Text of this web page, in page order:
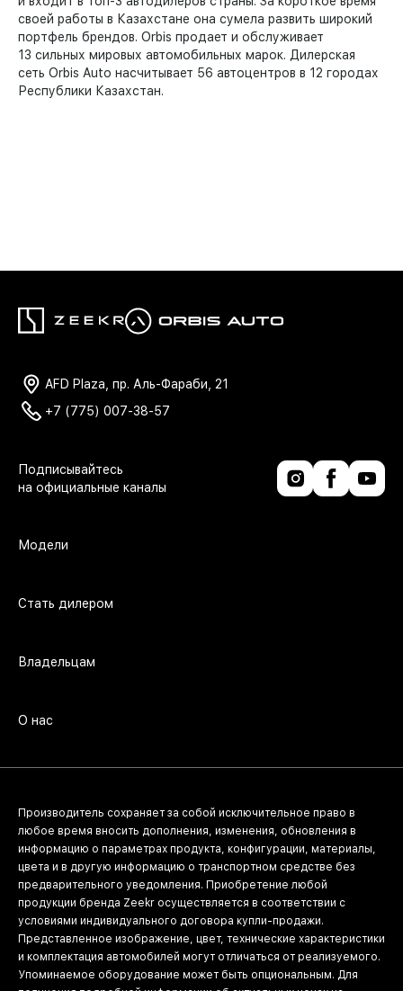
своей работы в Казахстане она сумела развить широкий
портфель брендов. Orbis продает и обслуживает
13 сильных мировых автомобильных марок. Дилерская
сеть Orbis Auto насчитывает 56 автоцентров в 12 городах
Республики Казахстан.
AFD Plaza, пр. Аль-Фараби, 21
+7 (775) 007-38-57
Модели
Стать дилером
Владельцам
О нас
Производитель сохраняет за собой исключительное право в
любое время вносить дополнения, изменения, обновления в
информацию о параметрах продукта, конфигурации, материалы,
цвета и в другую информацию о транспортном средстве без
предварительного уведомления. Приобретение любой
продукции бренда Zeekr осуществляется в соответствии с
условиями индивидуального договора купли-продажи.
Представленное изображение, цвет, технические характеристики
и комплектация автомобилей могут отличаться от реализуемого.
Упоминаемое оборудование может быть опциональным. Для